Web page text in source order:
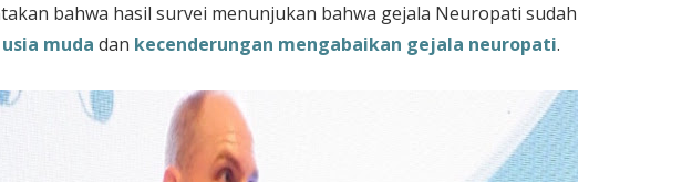
bahwa hasil survei menunjukan bahwa gejala Neuropati sudah
usia muda dan kecenderungan mengabaikan gejala neuropati.